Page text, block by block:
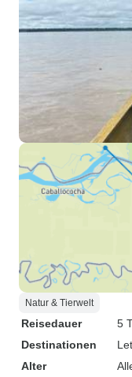
Natur & Tierwelt
Reisedauer
5
Destinationen
Alter